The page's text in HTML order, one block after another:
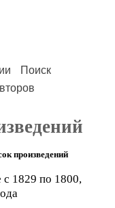
Поиск
произведений
с 1829 по 1800,